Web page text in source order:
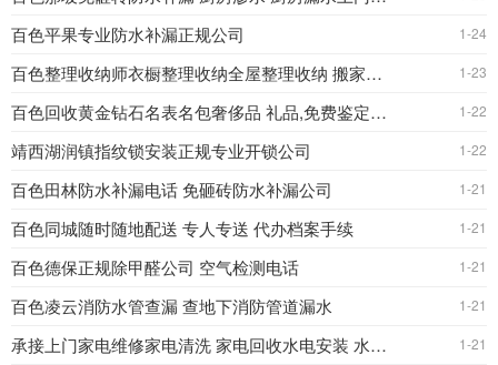
百色平果专业防水补漏正规公司 1-24
百色整理收纳师衣橱整理收纳全屋整理收纳 搬家整理收 1-23
百色回收黄金钻石名表名包奢侈品 礼品,免费鉴定,服务 1-22
靖西湖润镇指纹锁安装正规专业开锁公司 1-22
百色田林防水补漏电话 免砸砖防水补漏公司 1-21
百色同城随时随地配送 专人专送 代办档案手续 1-21
百色德保正规除甲醛公司 空气检测电话 1-21
百色凌云消防水管查漏 查地下消防管道漏水 1-21
承接上门家电维修家电清洗 家电回收水电安装 水电维 1-21